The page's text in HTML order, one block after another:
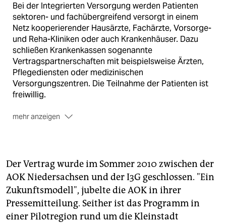
Bei der Integrierten Versorgung werden Patienten
sektoren- und fachübergreifend versorgt in einem
Netz kooperierender Hausärzte, Fachärzte, Vorsorge-
und Reha-Kliniken oder auch Krankenhäuser. Dazu
schließen Krankenkassen sogenannte
Vertragspartnerschaften mit beispielsweise Ärzten,
Pflegediensten oder medizinischen
Versorgungszentren. Die Teilnahme der Patienten ist
freiwillig.
mehr anzeigen
Wahrscheinlichkeit in einem solchen
Kooperationsmodell hoch ist, dass drohende
schwerwiegende Krankheitsverläufe frühzeitig
entdeckt und behandelt werden, können kostspielige
stationäre Aufenthalte auf ein Minimum reduziert
werden.
Der Vertrag wurde im Sommer 2010 zwischen der
AOK Niedersachsen und der I3G geschlossen. "Ein
Zukunftsmodell", jubelte die AOK in ihrer
Pressemitteilung. Seither ist das Programm in
einer Pilotregion rund um die Kleinstadt